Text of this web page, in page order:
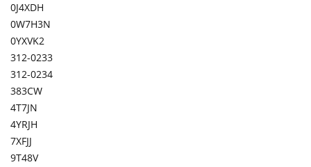
0J4XDH
0W7H3N
0YXVK2
312-0233
312-0234
383CW
4T7JN
4YRJH
7XFJJ
9T48V